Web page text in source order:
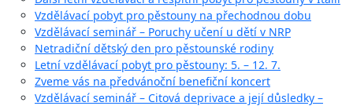
Vzdělávací pobyt pro pěstouny na přechodnou dobu
Vzdělávací seminář – Poruchy učení u dětí v NRP
Netradiční dětský den pro pěstounské rodiny
Letní vzdělávací pobyt pro pěstouny: 5. – 12. 7.
Zveme vás na předvánoční benefiční koncert
Vzdělávací seminář – Citová deprivace a její důsledky –